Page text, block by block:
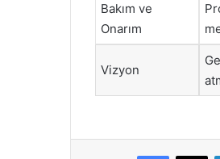
Bakım ve
Onarım
Vizyon
Facebook
X